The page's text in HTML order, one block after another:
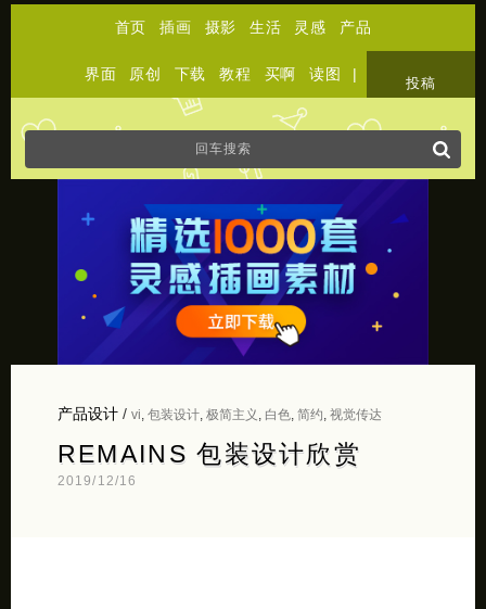
首页 插画 摄影 生活 灵感 产品
界面 原创 下载 教程 买啊 读图 |
投稿
产品设计/ vi 包装设计, 极简主义 白色, 简约 视觉传达
REMAINS 包装设计欣赏
2019/12/16